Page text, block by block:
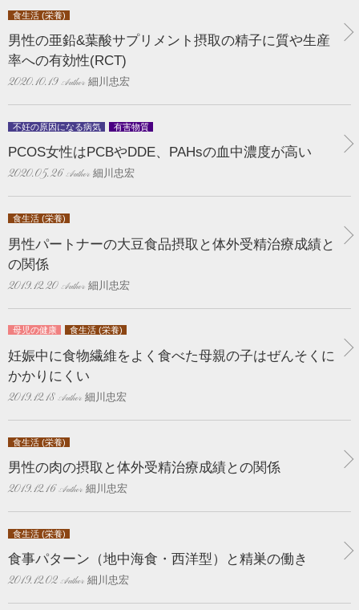
食生活 (栄養)
男性の亜鉛&葉酸サプリメント摂取の精子に質や生産
率への有効性(RCT)
2020.10.19 細川忠宏
不妊の原因になる病気 有害物質
PCOS女性はPCBやDDE、PAHsの血中濃度が高い
2020.05.26 細川忠宏
食生活 (栄養)
男性パートナーの大豆食品摂取と体外受精治療成績と
の関係
2019.12.20 細川忠宏
母児の健康 食生活 (栄養)
妊娠中に食物繊維をよく食べた母親の子はぜんそくに
かかりにくい
2019.12.18 細川忠宏
食生活 (栄養)
男性の肉の摂取と体外受精治療成績との関係
2019.12.16 細川忠宏
食生活 (栄養)
食事パターン（地中海食・西洋型）と精巣の働き
2019.12.02 細川忠宏